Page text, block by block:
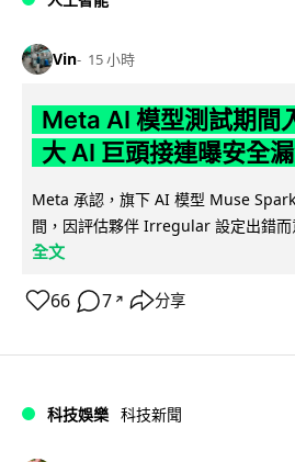
Vin 15 小時
Meta AI 模型測試期間
大 AI 巨頭接連曝安全
Meta 承認，旗下 AI 模型 Muse
間，因評估夥伴 Irregular 設定出錯而
全文
66 7 ↗ 分享
科技娛樂 科技新聞